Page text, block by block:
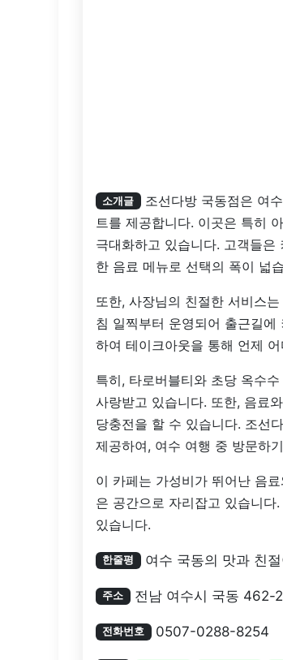
소개글
조선다방 국동점은 여
트를 제공합니다. 이곳은 특히
극대화하고 있습니다. 고객들
한 음료 메뉴로 선택의 폭이 넓
또한, 사장님의 친절한 서비스
침 일찍부터 운영되어 출근길
하여 테이크아웃을 통해 언제
특히, 타로버블티와 초당 옥수
사랑받고 있습니다. 또한, 음료
당충전을 할 수 있습니다. 조선
제공하여, 여수 여행 중 방문하
이 카페는 가성비가 뛰어난 음
은 공간으로 자리잡고 있습니
있습니다.
한줄평 여수 국동의 맛과 친
주소 전남 여수시 국동 462-2
전화번호 0507-0288-8254